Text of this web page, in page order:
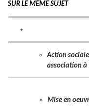
SUR LE MÊME SUJET
Action
association
Mise en